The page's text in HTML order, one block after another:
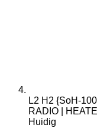
L2 H2 {SoH-
RADIO |
Huidig